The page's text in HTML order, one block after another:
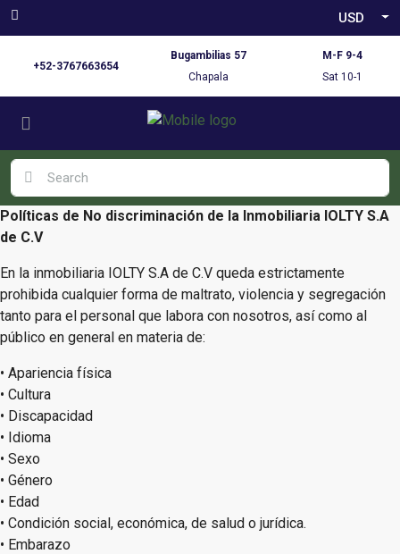
USD
+52-3767663654
Bugambilias 57
Chapala
M-F 9-4
Sat 10-1
Políticas de No discriminación de la Inmobiliaria IOLTY S.A
de C.V
En la inmobiliaria IOLTY S.A de C.V queda estrictamente
prohibida cualquier forma de maltrato, violencia y segregación
tanto para el personal que labora con nosotros, así como al
público en general en materia de:
• Apariencia física
• Cultura
• Discapacidad
• Idioma
• Sexo
• Género
• Edad
• Condición social, económica, de salud o jurídica.
• Embarazo